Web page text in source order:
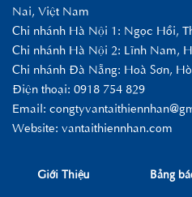
Nai, Việt Nam
Chi nhánh Hà Nội 1: Ngọc Hồi,
Chi nhánh Hà Nội 2: Lĩnh Nam,
Chi nhánh Đà Nẵng: Hoà Sơn,
Điện thoại: 0918 754 829
Email:
Website: vantaithiennhan.com
Giới Thiệu Bảng